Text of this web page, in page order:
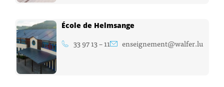
École de Helmsange
33 97 13 – 11 enseignement@walfer.lu